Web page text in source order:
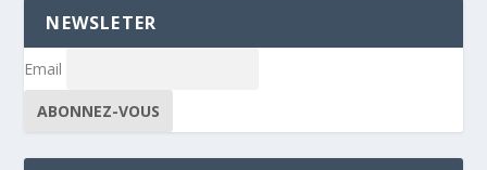
NEWSLETER
Email